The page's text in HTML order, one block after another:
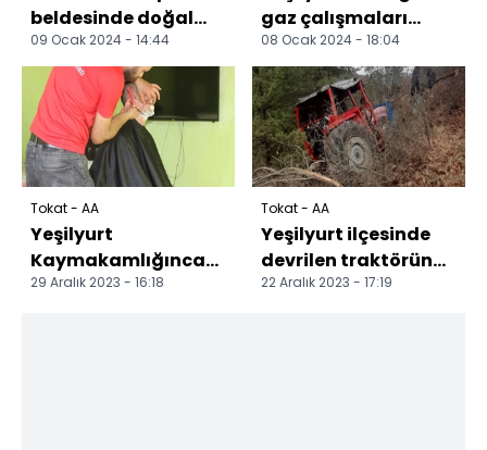
beldesinde doğal
gaz çalışmaları
başladı
09 Ocak 2024 - 14:44
gaz çalışmaları
başladı
08 Ocak 2024 - 18:04
Tokat - AA
Yeşilyurt
Kaymakamlığınca
bakıma muhtaçlar
29 Aralık 2023 - 16:18
Tokat - AA
Yeşilyurt ilçesinde
devrilen traktörün
sürücüsü yaralandı
22 Aralık 2023 - 17:19